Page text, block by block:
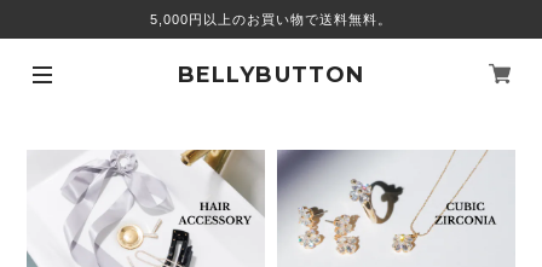
5,000円以上のお買い物で送料無料。
BELLYBUTTON